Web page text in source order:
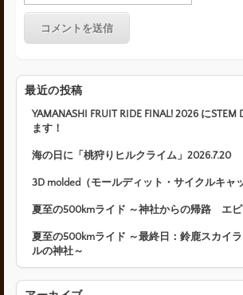
最近の投稿
YAMANASHI FRUIT RIDE FINAL! 2026 にSTEM
ます！
海の日に「桃狩りヒルクライム」2026.7.20
3D molded（モールディット・サイクルキャ
夏至の500kmライド ～神社からの帰路 エピ
夏至の500kmライド ～最終日：鈴鹿スカイ
ルの神社～